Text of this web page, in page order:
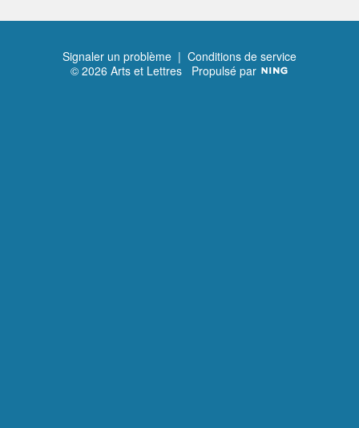
Signaler un problème | Conditions de service
© 2026 Arts et Lettres Propulsé par